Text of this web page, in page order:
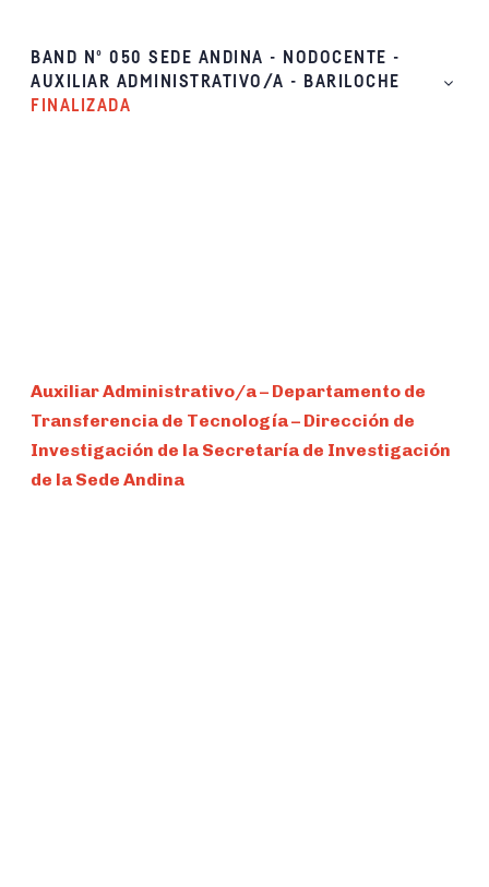
BAND Nº 050 SEDE ANDINA - NODOCENTE -
AUXILIAR ADMINISTRATIVO/A - BARILOCHE
FINALIZADA
Auxiliar Administrativo/a – Departamento de
Transferencia de Tecnología – Dirección de
Investigación de la Secretaría de Investigación
de la Sede Andina